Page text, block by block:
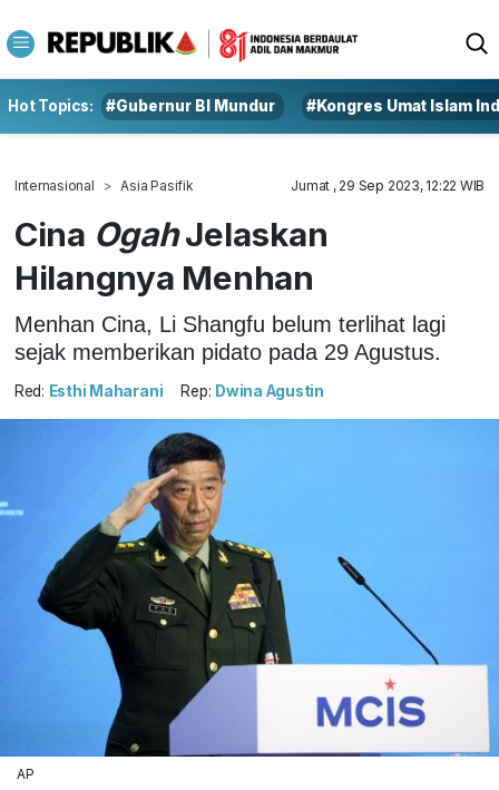
Hot Topics: #Gubernur BI Mundur #Kongres Umat Islam
Internasional Asia Pasifik Jumat , 29 Sep 2023, 12:22 WIB
Cina OgahJelaskan
Hilangnya Menhan
Menhan Cina, Li Shangfu belum terlihat lagi
sejak memberikan pidato pada 29 Agustus.
Red: Esthi Maharani Rep: Dwina Agustin
AP